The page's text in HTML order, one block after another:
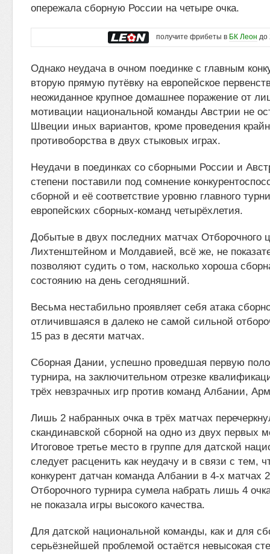
опережала сборную России на четыре очка.
получите фрибеты в БК Леон до
Однако неудача в очном поединке с главным
вторую прямую путёвку на европейское
неожиданное крупное домашнее поражение от
мотивации национальной команды Австрии не
Швеции иных вариантов, кроме проведения
противоборства в двух стыковых играх.
Неудачи в поединках со сборными России и
степени поставили под сомнение
сборной и её соответствие уровню главного
европейских сборных-команд четырёхлетия.
Добытые в двух последних матчах Отборочного
Лихтенштейном и Молдавией, всё же, не
позволяют судить о том, насколько хороша
состоянию на день сегодняшний.
Весьма нестабильно проявляет себя атака
отличившаяся в далеко не самой сильной
15 раз в десяти матчах.
Сборная Дании, успешно проведшая первую
турнира, на заключительном отрезке
трёх невзрачных игр против команд Албании,
Лишь 2 набранных очка в трёх матчах
скандинавской сборной на одно из двух первых
Итоговое третье место в группе для датской
следует расценить как неудачу и в связи с тем,
конкурент датчан команда Албании в 4-х матчах
Отборочного турнира сумела набрать лишь 4
не показала игры высокого качества.
Для датской национальной команды, как и для
серьёзнейшей проблемой остаётся невысокая